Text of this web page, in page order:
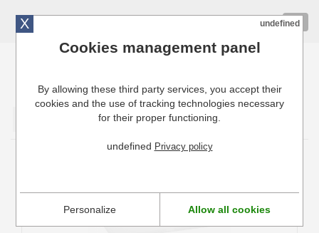
Cuisinresto: Ustensiles de cuisine pour professionnels
X undefined
Cookies management panel
By allowing these third party services, you accept their
cookies and the use of tracking technologies necessary
for their proper functioning.
undefined Privacy policy
Personalize Allow all cookies